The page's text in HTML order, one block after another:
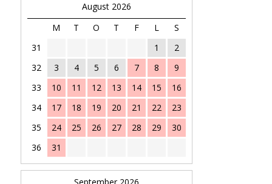
August 2026
M
T O T F L
S
31
1
2
32
3 4 5 6 7 8
9
33
10 11 12 13 14 15
16
34
17 18 19 20 21 22
23
35
24 25 26 27 28 29
30
36
31